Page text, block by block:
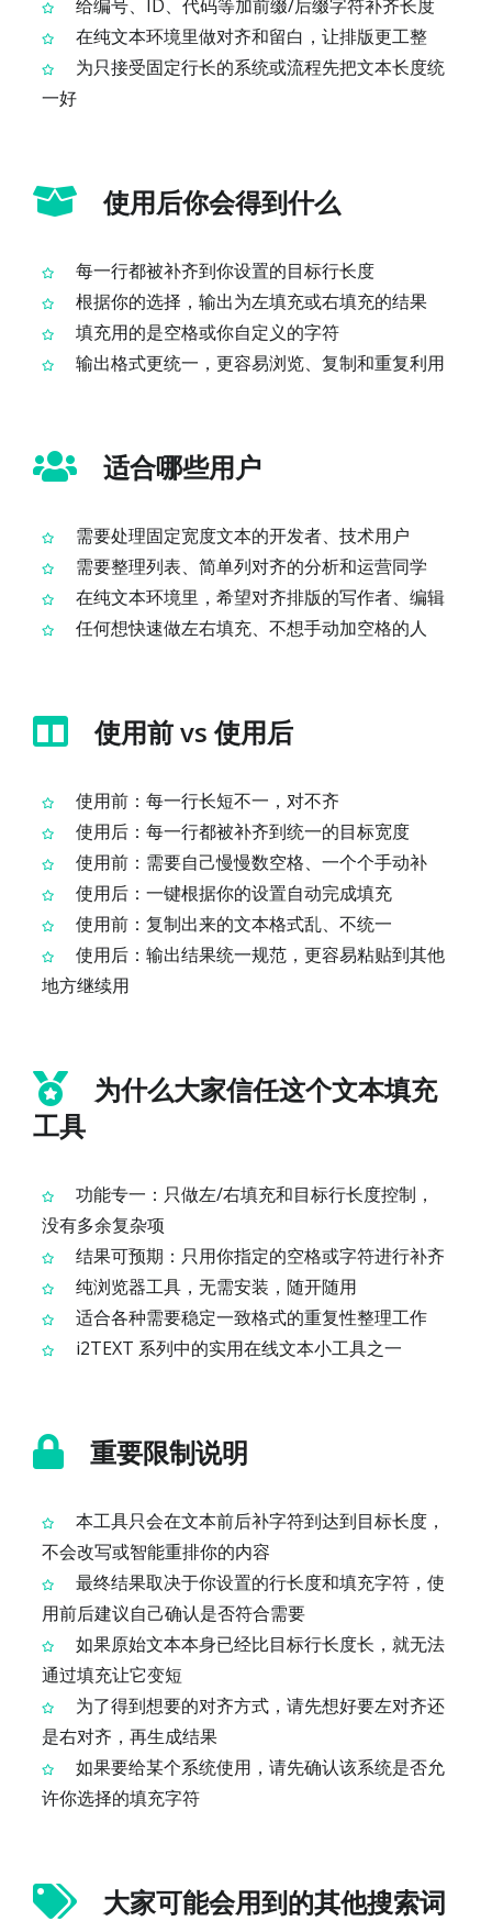
给编号、ID、代码等加前缀/后缀字符补齐长度
在纯文本环境里做对齐和留白，让排版更工整
为只接受固定行长的系统或流程先把文本长度统
一好
使用后你会得到什么
每一行都被补齐到你设置的目标行长度
根据你的选择，输出为左填充或右填充的结果
填充用的是空格或你自定义的字符
输出格式更统一，更容易浏览、复制和重复利用
适合哪些用户
需要处理固定宽度文本的开发者、技术用户
需要整理列表、简单列对齐的分析和运营同学
在纯文本环境里，希望对齐排版的写作者、编辑
任何想快速做左右填充、不想手动加空格的人
使用前 vs 使用后
使用前：每一行长短不一，对不齐
使用后：每一行都被补齐到统一的目标宽度
使用前：需要自己慢慢数空格、一个个手动补
使用后：一键根据你的设置自动完成填充
使用前：复制出来的文本格式乱、不统一
使用后：输出结果统一规范，更容易粘贴到其他
地方继续用
为什么大家信任这个文本填充
工具
功能专一：只做左/右填充和目标行长度控制，
没有多余复杂项
结果可预期：只用你指定的空格或字符进行补齐
纯浏览器工具，无需安装，随开随用
适合各种需要稳定一致格式的重复性整理工作
i2TEXT 系列中的实用在线文本小工具之一
重要限制说明
本工具只会在文本前后补字符到达到目标长度，
不会改写或智能重排你的内容
最终结果取决于你设置的行长度和填充字符，使
用前后建议自己确认是否符合需要
如果原始文本本身已经比目标行长度长，就无法
通过填充让它变短
为了得到想要的对齐方式，请先想好要左对齐还
是右对齐，再生成结果
如果要给某个系统使用，请先确认该系统是否允
许你选择的填充字符
大家可能会用到的其他搜索词